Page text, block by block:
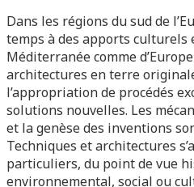
Dans les régions du sud de
temps à des apports culturels
Méditerranée comme
architectures en terre
l’appropriation de procédés
solutions nouvelles. Les
et la genèse des inventions
Techniques et architectures
particuliers, du point de vue
environnemental, social ou